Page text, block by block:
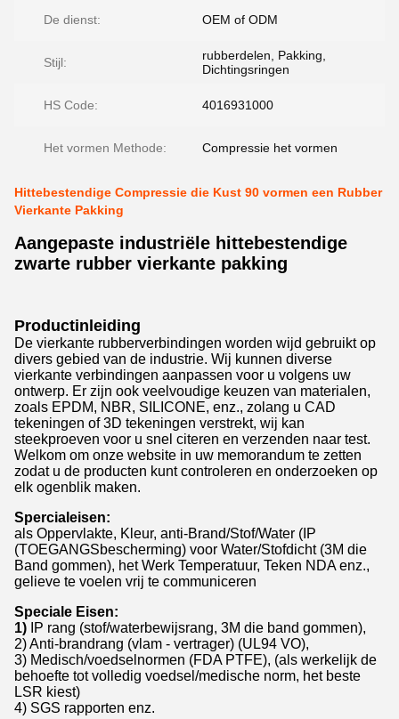
De dienst: OEM of ODM
Stijl:
rubberdelen, Pakking,
Dichtingsringen
HS Code: 4016931000
Het vormen Methode: Compressie het vormen
Hittebestendige Compressie die Kust 90 vormen een Rubber
Vierkante Pakking
Aangepaste industriële hittebestendige
zwarte rubber vierkante pakking
Productinleiding
De vierkante rubberverbindingen worden wijd gebruikt op
divers gebied van de industrie. Wij kunnen diverse
vierkante verbindingen aanpassen voor u volgens uw
ontwerp. Er zijn ook veelvoudige keuzen van materialen,
zoals EPDM, NBR, SILICONE, enz., zolang u CAD
tekeningen of 3D tekeningen verstrekt, wij kan
steekproeven voor u snel citeren en verzenden naar test.
Welkom om onze website in uw memorandum te zetten
zodat u de producten kunt controleren en onderzoeken op
elk ogenblik maken.
Spercialeisen:
als Oppervlakte, Kleur, anti-Brand/Stof/Water (IP
(TOEGANGSbescherming) voor Water/Stofdicht (3M die
Band gommen), het Werk Temperatuur, Teken NDA enz.,
gelieve te voelen vrij te communiceren
Speciale Eisen:
1) IP rang (stof/waterbewijsrang, 3M die band gommen),
2) Anti-brandrang (vlam - vertrager) (UL94 VO),
3) Medisch/voedselnormen (FDA PTFE), (als werkelijk de
behoefte tot volledig voedsel/medische norm, het beste
LSR kiest)
4) SGS rapporten enz.